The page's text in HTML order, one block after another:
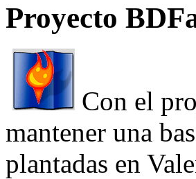
Proyecto
Con el
mantener una
plantadas en